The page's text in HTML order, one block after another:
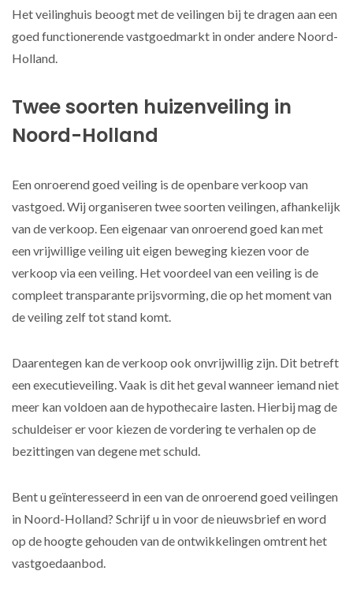
Het veilinghuis beoogt met de veilingen bij te dragen aan een
goed functionerende vastgoedmarkt in onder andere Noord-
Holland.
Twee soorten huizenveiling in
Noord-Holland
Een onroerend goed veiling is de openbare verkoop van
vastgoed. Wij organiseren twee soorten veilingen, afhankelijk
van de verkoop. Een eigenaar van onroerend goed kan met
een vrijwillige veiling uit eigen beweging kiezen voor de
verkoop via een veiling. Het voordeel van een veiling is de
compleet transparante prijsvorming, die op het moment van
de veiling zelf tot stand komt.
Daarentegen kan de verkoop ook onvrijwillig zijn. Dit betreft
een executieveiling. Vaak is dit het geval wanneer iemand niet
meer kan voldoen aan de hypothecaire lasten. Hierbij mag de
schuldeiser er voor kiezen de vordering te verhalen op de
bezittingen van degene met schuld.
Bent u geïnteresseerd in een van de onroerend goed veilingen
in Noord-Holland? Schrijf u in voor de nieuwsbrief en word
op de hoogte gehouden van de ontwikkelingen omtrent het
vastgoedaanbod.